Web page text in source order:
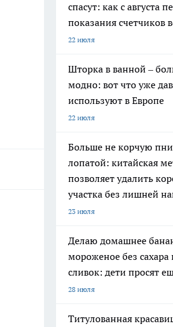
спасут: как с августа
показания счетчиков
22 июля
Шторка в ванной –
модно: вот что уже
используют в Европе
22 июля
Больше не корчую пни
лопатой: китайская
позволяет удалить
участка без лишней
23 июля
Делаю домашнее
мороженое без сахара
сливок: дети просят
28 июля
Титулованная